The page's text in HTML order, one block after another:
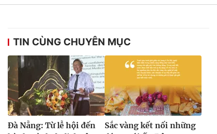
TIN CÙNG CHUYÊN MỤC
Đà Nẵng: Từ lễ hội đến
Sắc vàng kết nối những